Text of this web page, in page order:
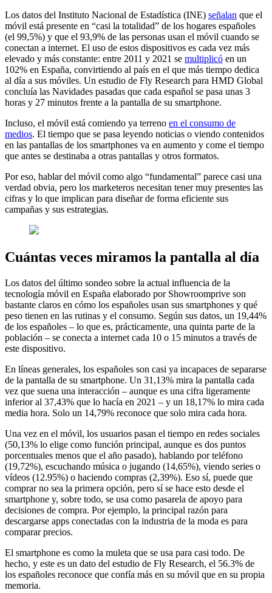
Los datos del Instituto Nacional de Estadística (INE) señalan que el
móvil está presente en “casi la totalidad” de los hogares españoles
(el 99,5%) y que el 93,9% de las personas usan el móvil cuando se
conectan a internet. El uso de estos dispositivos es cada vez más
elevado y más constante: entre 2011 y 2021 se multiplicó en un
102% en España, convirtiendo al país en el que más tiempo dedica
al día a sus móviles. Un estudio de Fly Research para HMD Global
concluía las Navidades pasadas que cada español se pasa unas 3
horas y 27 minutos frente a la pantalla de su smartphone.
Incluso, el móvil está comiendo ya terreno en el consumo de
medios. El tiempo que se pasa leyendo noticias o viendo contenidos
en las pantallas de los smartphones va en aumento y come el tiempo
que antes se destinaba a otras pantallas y otros formatos.
Por eso, hablar del móvil como algo “fundamental” parece casi una
verdad obvia, pero los marketeros necesitan tener muy presentes las
cifras y lo que implican para diseñar de forma eficiente sus
campañas y sus estrategias.
Cuántas veces miramos la pantalla al día
Los datos del último sondeo sobre la actual influencia de la
tecnología móvil en España elaborado por Showroomprive son
bastante claros en cómo los españoles usan sus smartphones y qué
peso tienen en las rutinas y el consumo. Según sus datos, un 19,44%
de los españoles – lo que es, prácticamente, una quinta parte de la
población – se conecta a internet cada 10 o 15 minutos a través de
este dispositivo.
En líneas generales, los españoles son casi ya incapaces de separarse
de la pantalla de su smartphone. Un 31,13% mira la pantalla cada
vez que suena una interacción – aunque es una cifra ligeramente
inferior al 37,43% que lo hacía en 2021 – y un 18,17% lo mira cada
media hora. Solo un 14,79% reconoce que solo mira cada hora.
Una vez en el móvil, los usuarios pasan el tiempo en redes sociales
(50,13% lo elige como función principal, aunque es dos puntos
porcentuales menos que el año pasado), hablando por teléfono
(19,72%), escuchando música o jugando (14,65%), viendo series o
vídeos (12.95%) o haciendo compras (2,39%). Eso sí, puede que
comprar no sea la primera opción, pero sí se hace esto desde el
smartphone y, sobre todo, se usa como pasarela de apoyo para
decisiones de compra. Por ejemplo, la principal razón para
descargarse apps conectadas con la industria de la moda es para
comparar precios.
El smartphone es como la muleta que se usa para casi todo. De
hecho, y este es un dato del estudio de Fly Research, el 56.3% de
los españoles reconoce que confía más en su móvil que en su propia
memoria.